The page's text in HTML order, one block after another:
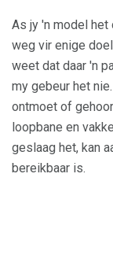
As jy 'n model het
weg vir enige
weet dat daar 'n
my gebeur het
ontmoet of
loopbane en
geslaag het, kan
bereikbaar is.